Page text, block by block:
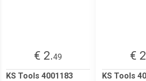
€ 2.49
KS Tools 4001183
€
KS Tools